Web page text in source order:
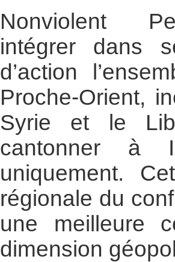
Nonviolent
intégrer dans
d’action
Proche-Orient,
Syrie et le
cantonner à
uniquement.
régionale du
une meilleure
dimension